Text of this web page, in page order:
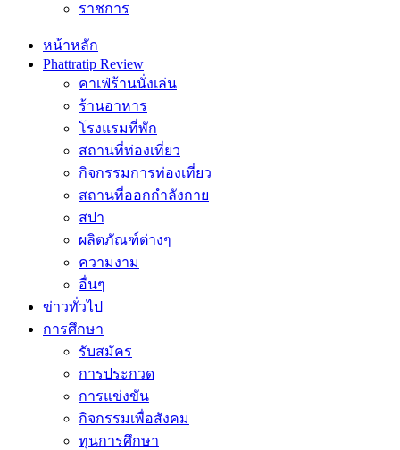
ราชการ
หน้าหลัก
Phattratip Review
คาเฟ่ร้านนั่งเล่น
ร้านอาหาร
โรงแรมที่พัก
สถานที่ท่องเที่ยว
กิจกรรมการท่องเที่ยว
สถานที่ออกกำลังกาย
สปา
ผลิตภัณฑ์ต่างๆ
ความงาม
อื่นๆ
ข่าวทั่วไป
การศึกษา
รับสมัคร
การประกวด
การแข่งขัน
กิจกรรมเพื่อสังคม
ทุนการศึกษา